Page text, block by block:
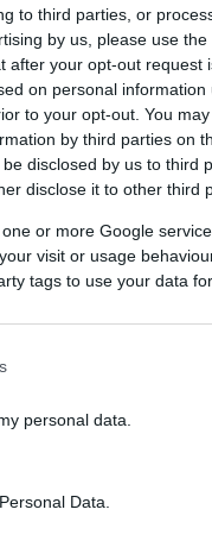
to third parties, or
by us, please use
after your opt-out request
on personal
to your opt-out. You
by third parties on
disclosed by us to third
disclose it to other third
or more Google
visit or usage
tags to use your data
personal data.
Data.